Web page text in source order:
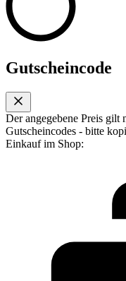
Gutscheincode
Der angegebene Preis gilt
Gutscheincodes - bitte
Einkauf im Shop: